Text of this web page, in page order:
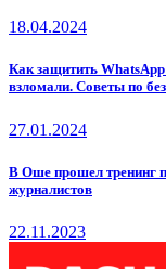
18.04.2024
Как защитить WhatsApp
взломали. Советы по
27.01.2024
В Оше прошел тренинг
журналистов
22.11.2023